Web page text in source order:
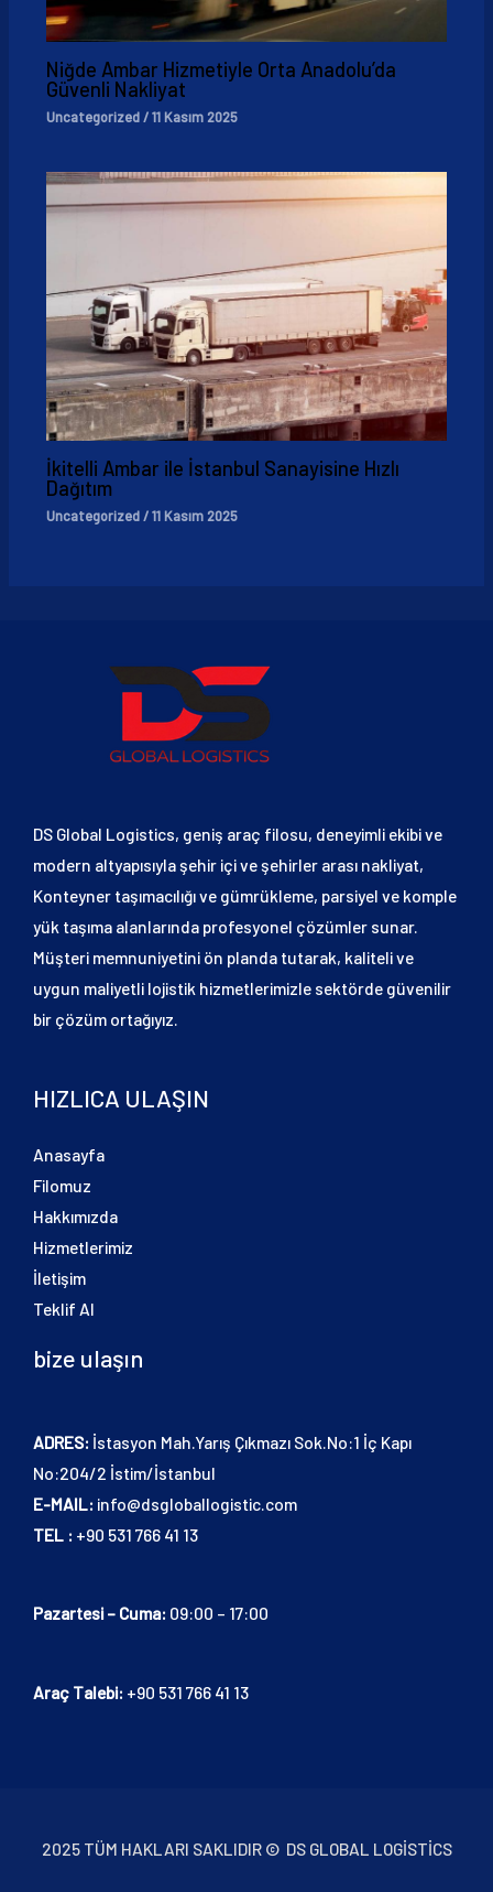
Niğde Ambar Hizmetiyle Orta Anadolu’da
Güvenli Nakliyat
Uncategorized/11 Kasım 2025
İkitelli Ambar ile İstanbul Sanayisine Hızlı
Dağıtım
Uncategorized/11 Kasım 2025
DS Global Logistics, geniş araç filosu, deneyimli ekibi ve
modern altyapısıyla şehir içi ve şehirler arası nakliyat,
Konteyner taşımacılığı ve gümrükleme, parsiyel ve komple
yük taşıma alanlarında profesyonel çözümler sunar.
Müşteri memnuniyetini ön planda tutarak, kaliteli ve
uygun maliyetli lojistik hizmetlerimizle sektörde güvenilir
bir çözüm ortağıyız.
HIZLICA ULAŞIN
Anasayfa
Filomuz
Hakkımızda
Hizmetlerimiz
İletişim
Teklif Al
bize ulaşın
ADRES: İstasyon Mah.Yarış Çıkmazı Sok.No:1 İç Kapı
No:204/2 İstim/İstanbul
E-MAIL: info@dsgloballogistic.com
TEL : +90 531 766 41 13
Pazartesi – Cuma: 09:00 – 17:00
Araç Talebi: +90 531 766 41 13
2025 TÜM HAKLARI SAKLIDIR © DS GLOBAL LOGISTICS